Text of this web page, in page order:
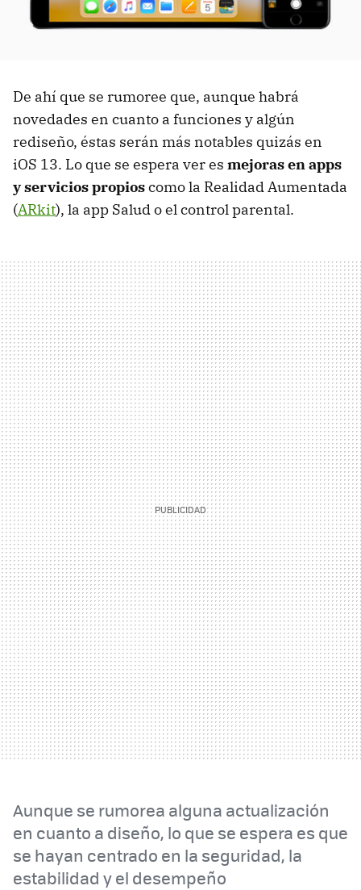
De ahí que se rumoree que, aunque habrá
novedades en cuanto a funciones y algún
rediseño, éstas serán más notables quizás en
iOS 13. Lo que se espera ver es mejoras en apps
y servicios propioscomo la Realidad Aumentada
(ARkit), la app Salud o el control parental.
Aunque se rumorea alguna actualización
en cuanto a diseño, lo que se espera es que
se hayan centrado en la seguridad, la
estabilidad y el desempeño